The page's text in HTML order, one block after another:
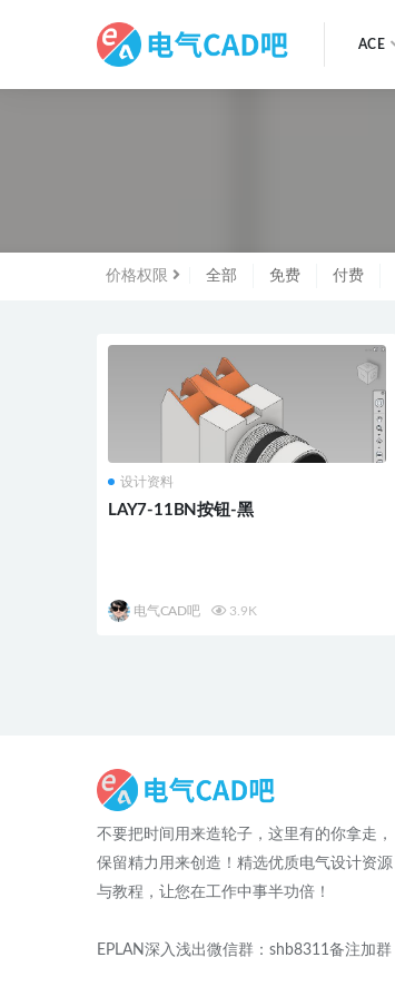
ACE
价格权限 全部 免费 付费
设计资料
LAY7-11BN按钮-黑
电气CAD吧 3.9K
不要把时间用来造轮子，这里有的你拿走，
保留精力用来创造！精选优质电气设计资源
与教程，让您在工作中事半功倍！
EPLAN深入浅出微信群：shb8311备注加群